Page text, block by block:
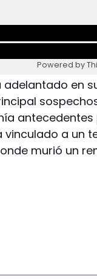
Powered by
adelantado en
antecedentes
vinculado a un
murió un